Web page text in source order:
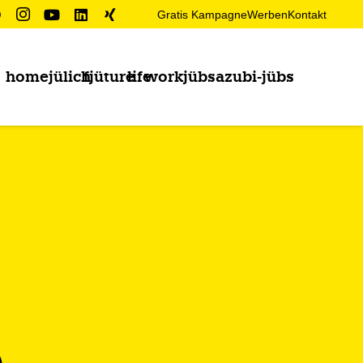
Gratis KampagneWerbenKontakt
homejülichfjüturelifeworkjübsazubi-jübs